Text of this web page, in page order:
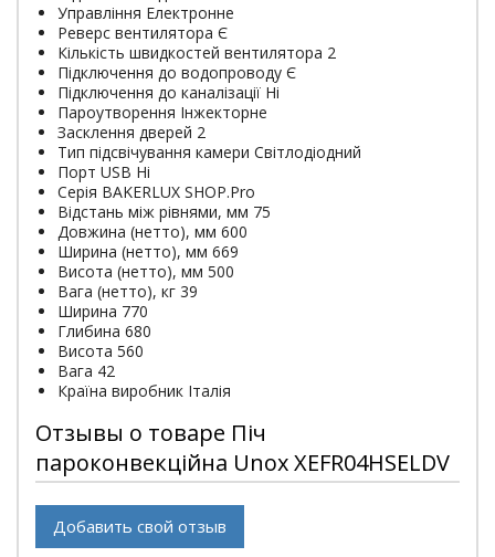
Управління Електронне
Реверс вентилятора Є
Кількість швидкостей вентилятора 2
Підключення до водопроводу Є
Підключення до каналізації Ні
Пароутворення Інжекторне
Засклення дверей 2
Тип підсвічування камери Світлодіодний
Порт USB Ні
Серія BAKERLUX SHOP.Pro
Відстань між рівнями, мм 75
Довжина (нетто), мм 600
Ширина (нетто), мм 669
Висота (нетто), мм 500
Вага (нетто), кг 39
Ширина 770
Глибина 680
Висота 560
Вага 42
Країна виробник Італія
Отзывы о товаре Піч
пароконвекційна Unox XEFR04HSELDV
Добавить свой отзыв